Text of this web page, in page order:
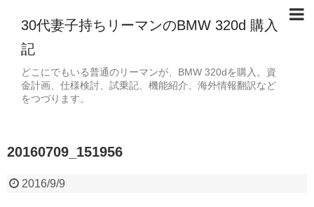
30代妻子持ちリーマンのBMW 320d 購入
記
どこにでもいる普通のリーマンが、BMW 320dを購入。資
金計画、仕様検討、試乗記、機能紹介、海外情報翻訳など
をつづります。
20160709_151956
2016/9/9